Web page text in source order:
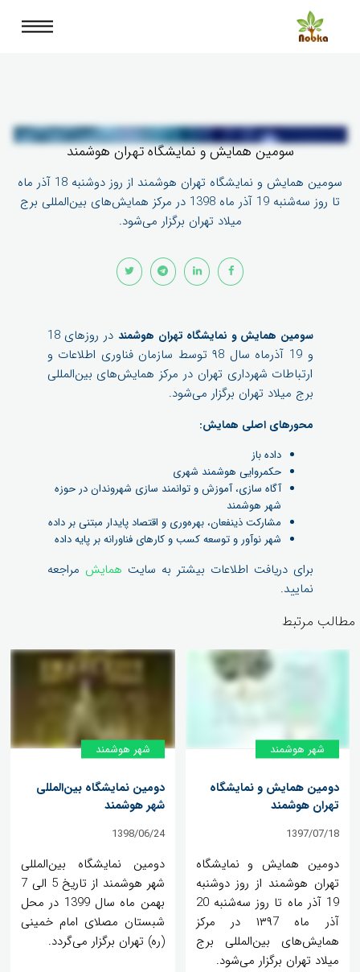
سومین همایش و نمایشگاه تهران هوشمند‌
سومین همایش و نمایشگاه تهران هوشمند از روز دوشنبه 18 آذر ماه
تا روز سه‌شنبه 19 آذر ماه 1398 در مرکز همایش‌های بین‌المللی برج
میلاد تهران برگزار می‌شود.
سومین همایش و نمایشگاه تهران هوشمند
در روزهای 18
و 19 آذرماه سال ۹8 توسط سازمان فناوری اطلاعات و
ارتباطات شهرداری تهران در مرکز همایش‌های بین‌المللی
برج میلاد تهران برگزار می‌شود.
محورهای اصلی همایش:
داده‌‌ باز
حکمروایی هوشمند شهری
آگاه سازی، آموزش و توانمند سازی شهروندان در حوزه
شهر هوشمند
مشارکت ذینفعان، بهره‌وری و اقتصاد پایدار مبتنی بر داده
شهر نوآور و توسعه کسب و کارهای فناورانه بر پایه داده
برای دریافت اطلاعات بیشتر به سایت همایش مراجعه
نمایید.
مطالب مرتبط
شهر هوشمند
دومین همایش و نمایشگاه
تهران هوشمند
1397/07/18
دومین همایش و نمایشگاه
تهران هوشمند از روز دوشنبه
19 آذر ماه تا روز سه‌شنبه 20
آذر ماه ۱۳۹7 در مرکز
همایش‌های بین‌المللی برج
میلاد تهران برگزار می‌شود.
شهر هوشمند
دومین نمایشگاه بین‌المللی
شهر هوشمند
1398/06/24
دومین نمایشگاه بین‌المللی
شهر هوشمند از تاریخ 5 الی 7
بهمن ماه سال 1399 در محل
شبستان مصلای امام خمینی
(ره) تهران برگزار می‌گردد.